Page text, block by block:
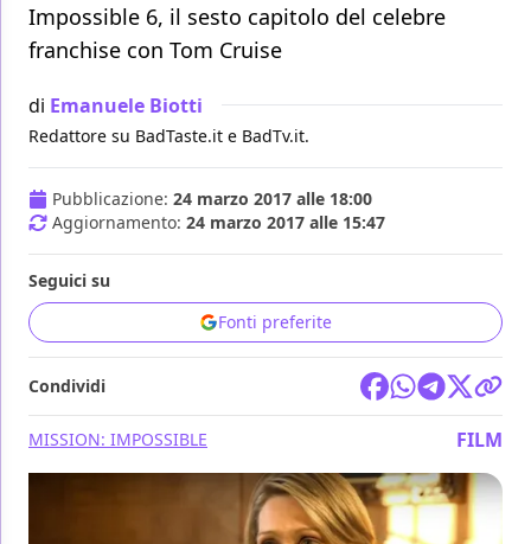
Impossible 6, il sesto capitolo del celebre
franchise con Tom Cruise
di Emanuele Biotti
Redattore su BadTaste.it e BadTv.it.
Pubblicazione: 24 marzo 2017 alle 18:00
Aggiornamento: 24 marzo 2017 alle 15:47
Seguici su
Fonti preferite
Condividi
MISSION: IMPOSSIBLE FILM